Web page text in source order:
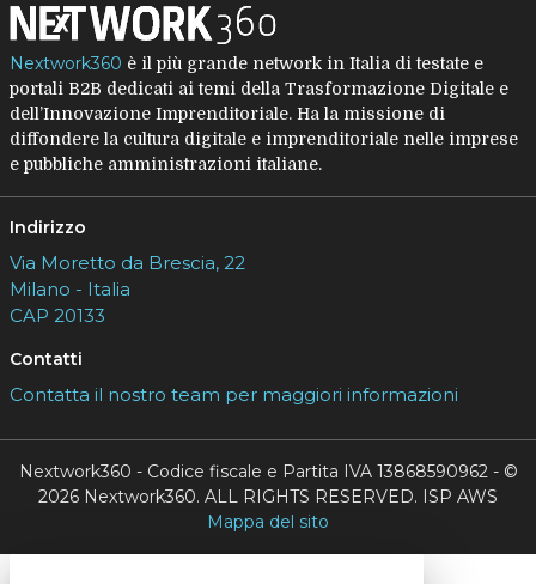
Nextwork360 è il più grande network in Italia di testate e
portali B2B dedicati ai temi della Trasformazione Digitale e
dell’Innovazione Imprenditoriale. Ha la missione di
diffondere la cultura digitale e imprenditoriale nelle imprese
e pubbliche amministrazioni italiane.
Indirizzo
Via Moretto da Brescia, 22
Milano - Italia
CAP 20133
Contatti
Contatta il nostro team per maggiori informazioni
Nextwork360 - Codice fiscale e Partita IVA 13868590962 - ©
2026 Nextwork360. ALL RIGHTS RESERVED. ISP AWS
Mappa del sito